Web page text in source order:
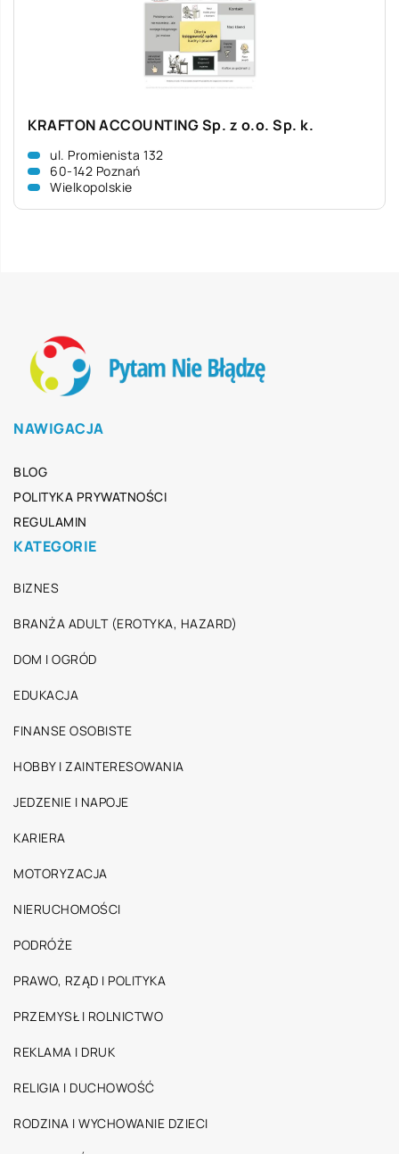
KRAFTON ACCOUNTING Sp. z o.o. Sp. k.
ul. Promienista 132
60-142 Poznań
Wielkopolskie
NAWIGACJA
BLOG
POLITYKA PRYWATNOŚCI
REGULAMIN
KATEGORIE
BIZNES
BRANŻA ADULT (EROTYKA, HAZARD)
DOM I OGRÓD
EDUKACJA
FINANSE OSOBISTE
HOBBY I ZAINTERESOWANIA
JEDZENIE I NAPOJE
KARIERA
MOTORYZACJA
NIERUCHOMOŚCI
PODRÓŻE
PRAWO, RZĄD I POLITYKA
PRZEMYSŁ I ROLNICTWO
REKLAMA I DRUK
RELIGIA I DUCHOWOŚĆ
RODZINA I WYCHOWANIE DZIECI